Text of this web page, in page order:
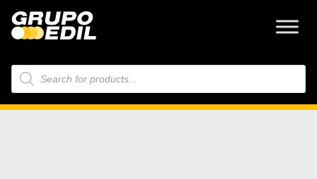
Búsqueda
de
productos